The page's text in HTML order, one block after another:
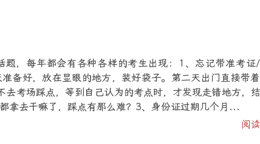
题，每年都会有各种各样的考生出现：1、忘记带准考证
备好，放在显眼的地方，装好袋子。第二天出门直接带
去考场踩点，等到自己认为的考点时，才发现走错地方，
拿去干嘛了，踩点有那么难？3、身份证过期几个月...
阅